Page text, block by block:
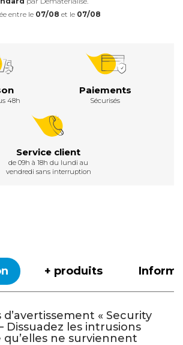
entre le 07/08 et le 07/08
48h
Paiements
Sécurisés
Service client
de 09h à 18h du lundi au
vendredi sans interruption
+ produits
« Security
Dissuadez les intrusions
ne surviennent